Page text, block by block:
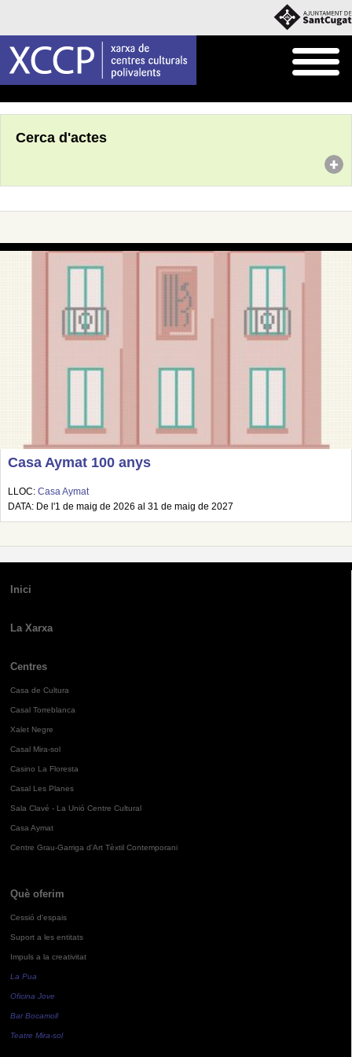
Cerca d'actes
Casa Aymat 100 anys
LLOC: Casa Aymat
DATA: De l'1 de maig de 2026 al 31 de maig de 2027
Inici
La Xarxa
Centres
Casa de Cultura
Casal Torreblanca
Xalet Negre
Casal Mira-sol
Casino La Floresta
Casal Les Planes
Sala Clavé - La Unió Centre Cultural
Casa Aymat
Centre Grau-Garriga d'Art Tèxtil Contemporani
Què oferim
Cessió d'espais
Suport a les entitats
Impuls a la creativitat
La Pua
Oficina Jove
Bar Bocamoll
Teatre Mira-sol